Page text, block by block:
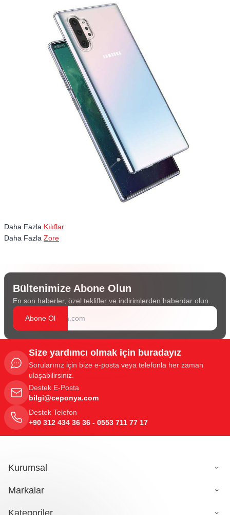
Daha Fazla Kılıflar
Daha Fazla Zore
Bültenimize Abone Olun
En son haberler, özel teklifler ve indirimlerden haberdar olun.
Abone Ol
Size yardımcı olmak için buradayız
Sorularınız için bize e-posta veya telefonla her zaman
ulaşabilirsiniz.
Destek E-Posta
bilgi@ceponya.com
Destek Telefon
+90 312 434 36 36 - 0553 711 77 17
Kurumsal
Markalar